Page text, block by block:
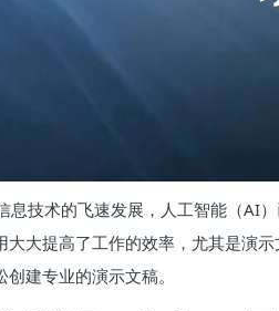
息技术的飞速发展，人工智能（AI
大大提高了工作的效率，尤其是演
创建专业的演示文稿。